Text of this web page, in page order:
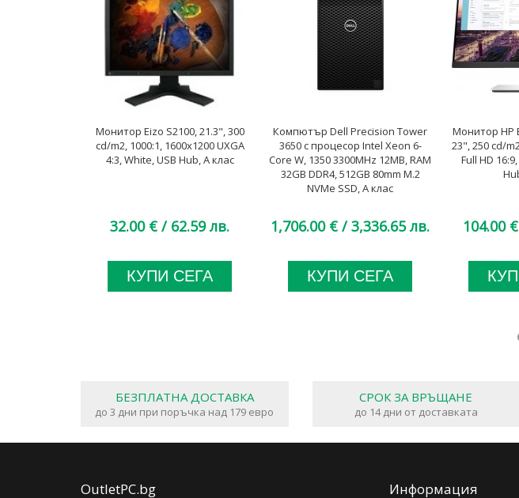
Монитор Eizo S2100, 21.3", 300
cd/m2, 1000:1, 1600x1200 UXGA
4:3, White, USB Hub, А клас
32.00 € / 62.59 лв.
КУПИ СЕГА
Компютър Dell Precision Tower
3650 с процесор Intel Xeon 6-
Core W, 1350 3300MHz 12MB, RAM
32GB DDR4, 512GB 80mm M.2
NVMe SSD, A клас
1,706.00 € / 3,336.65 лв.
КУПИ СЕГА
Монитор HP
23", 250 cd/
Full HD
104.00 €
БЕЗПЛАТНА ДОСТАВКА
до 3 дни при поръчка над 179 евро
СРОК ЗА ВРЪЩАНЕ
до 14 дни от доставката
OutletPC.bg Информация